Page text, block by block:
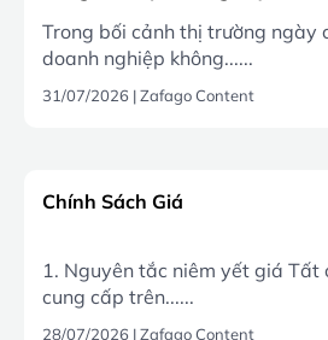
Trong bối cảnh thị trường ngày
doanh nghiệp không......
31/07/2026 |Zafago Content
Chính Sách Giá
1. Nguyên tắc niêm yết giá Tất
cung cấp trên......
28/07/2026 |Zafago Content